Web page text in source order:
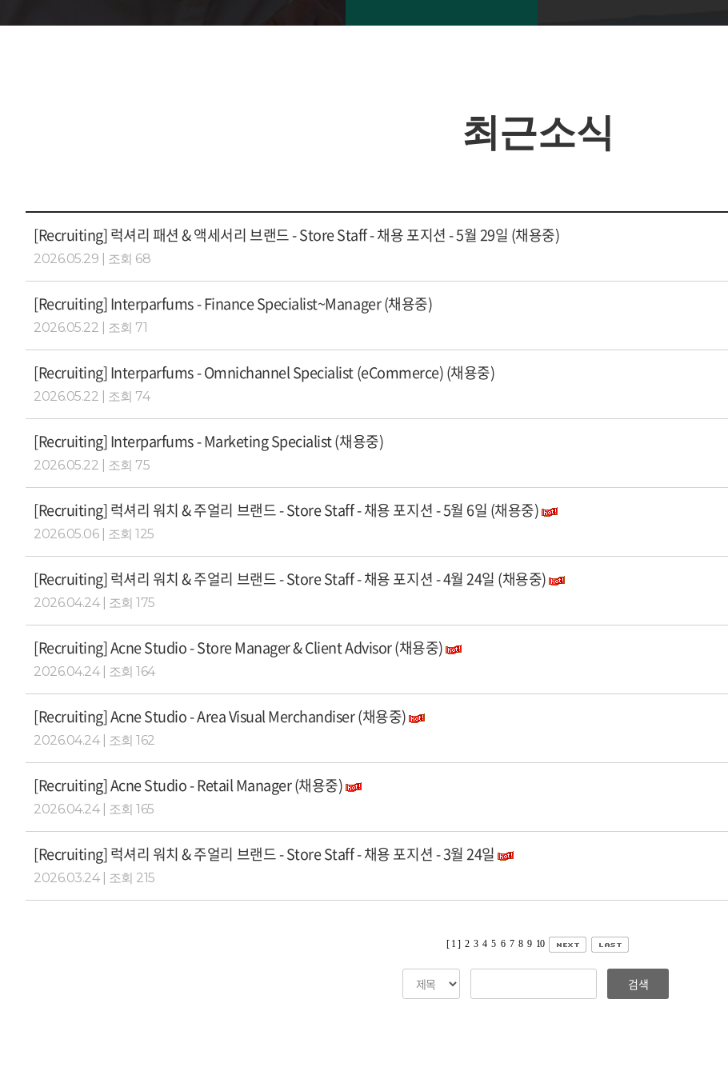
최근소식
[Recruiting] 럭셔리 패션 & 액세서리 브랜드 - Store Staff - 채용 포지션 - 5월 29일 (채용중)
2026.05.29 | 조회 68
[Recruiting] Interparfums - Finance Specialist~Manager (채용중)
2026.05.22 | 조회 71
[Recruiting] Interparfums - Omnichannel Specialist (eCommerce) (채용중)
2026.05.22 | 조회 74
[Recruiting] Interparfums - Marketing Specialist (채용중)
2026.05.22 | 조회 75
[Recruiting] 럭셔리 워치 & 주얼리 브랜드 - Store Staff - 채용 포지션 - 5월 6일 (채용중)
2026.05.06 | 조회 125
[Recruiting] 럭셔리 워치 & 주얼리 브랜드 - Store Staff - 채용 포지션 - 4월 24일 (채용중)
2026.04.24 | 조회 175
[Recruiting] Acne Studio - Store Manager & Client Advisor (채용중)
2026.04.24 | 조회 164
[Recruiting] Acne Studio - Area Visual Merchandiser (채용중)
2026.04.24 | 조회 162
[Recruiting] Acne Studio - Retail Manager (채용중)
2026.04.24 | 조회 165
[Recruiting] 럭셔리 워치 & 주얼리 브랜드 - Store Staff - 채용 포지션 - 3월 24일
2026.03.24 | 조회 215
[ 1 ] 2 3 4 5 6 7 8 9 10
검색